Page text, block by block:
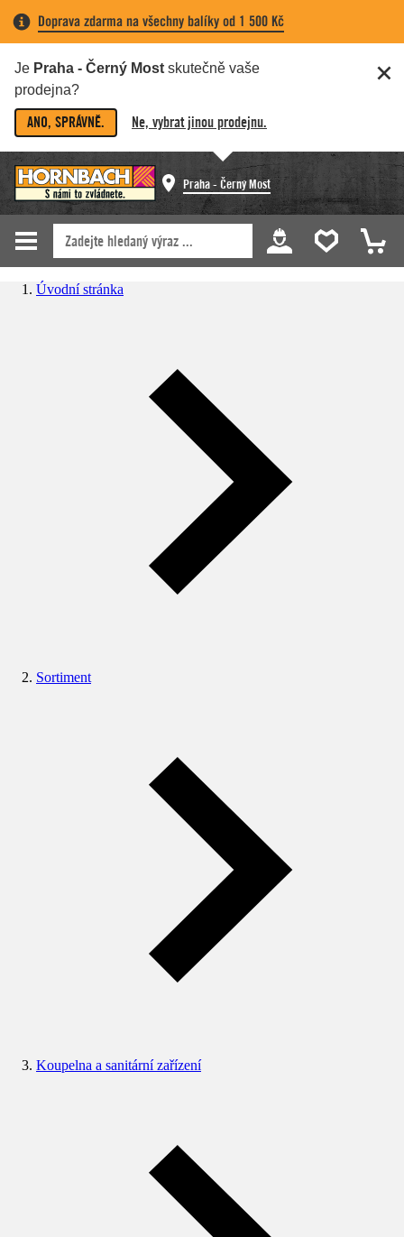
Doprava zdarma na všechny balíky od 1 500 Kč
Je Praha - Černý Most skutečně vaše
prodejna?
ANO, SPRÁVNĚ. Ne, vybrat jinou prodejnu.
Praha - Černý Most
Úvodní stránka
Sortiment
Koupelna a sanitární zařízení